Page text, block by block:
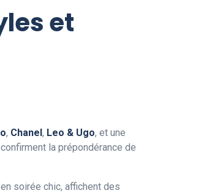
et
, Chanel, Leo & Ugo, et une
la prépondérance de
soirée chic, affichent des